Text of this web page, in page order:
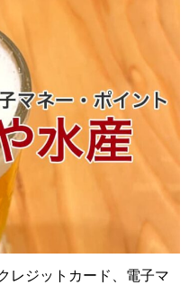
レジットカード、電子マ